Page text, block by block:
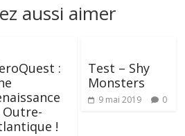
aussi aimer
:
!
Test – Shy
Monsters
9 mai 2019 0